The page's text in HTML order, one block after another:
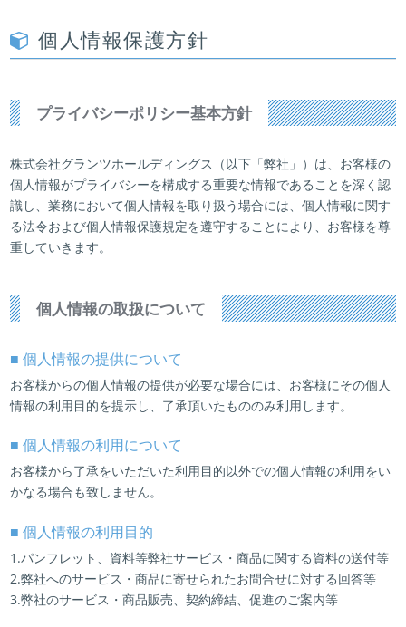
個人情報保護方針
プライバシーポリシー基本方針
株式会社グランツホールディングス（以下「弊社」）は、お客様の
個人情報がプライバシーを構成する重要な情報であることを深く認
識し、業務において個人情報を取り扱う場合には、個人情報に関す
る法令および個人情報保護規定を遵守することにより、お客様を尊
重していきます。
個人情報の取扱について
■ 個人情報の提供について
お客様からの個人情報の提供が必要な場合には、お客様にその個人
情報の利用目的を提示し、了承頂いたもののみ利用します。
■ 個人情報の利用について
お客様から了承をいただいた利用目的以外での個人情報の利用をい
かなる場合も致しません。
■ 個人情報の利用目的
1.パンフレット、資料等弊社サービス・商品に関する資料の送付等
2.弊社へのサービス・商品に寄せられたお問合せに対する回答等
3.弊社のサービス・商品販売、契約締結、促進のご案内等